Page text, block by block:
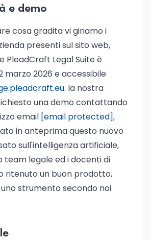
e demo
cosa gradita vi giriamo i
presenti sul sito web,
PleadCraft Legal Suite è
marzo 2026 e accessibile
. la nostra
una demo contattando
email [email protected],
in anteprima questo nuovo
sull'intelligenza artificiale,
team legale ed i docenti di
ritenuto un buon prodotto,
strumento secondo noi